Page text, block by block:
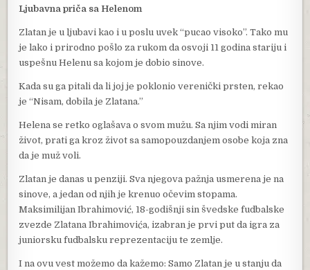
Ljubavna priča sa Helenom
Zlatan je u ljubavi kao i u poslu uvek “pucao visoko”. Tako mu
je lako i prirodno pošlo za rukom da osvoji 11 godina stariju i
uspešnu Helenu sa kojom je dobio sinove.
Kada su ga pitali da li joj je poklonio verenički prsten, rekao
je “Nisam, dobila je Zlatana.”
Helena se retko oglašava o svom mužu. Sa njim vodi miran
život, prati ga kroz život sa samopouzdanjem osobe koja zna
da je muž voli.
Zlatan je danas u penziji. Sva njegova pažnja usmerena je na
sinove, a jedan od njih je krenuo očevim stopama.
Maksimilijan Ibrahimović, 18-godišnji sin švedske fudbalske
zvezde Zlatana Ibrahimovića, izabran je prvi put da igra za
juniorsku fudbalsku reprezentaciju te zemlje.
I na ovu vest možemo da kažemo: Samo Zlatan je u stanju da